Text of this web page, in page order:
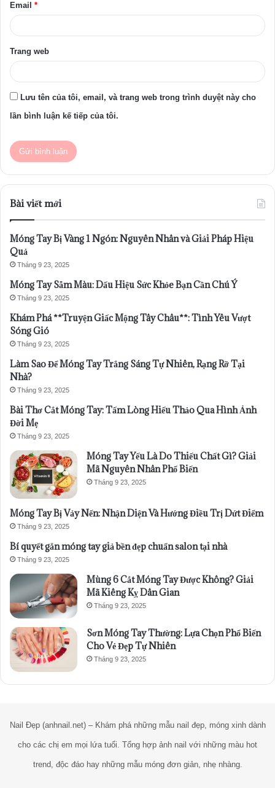
Email *
Trang web
Lưu tên của tôi, email, và trang web trong trình duyệt này cho
lần bình luận kế tiếp của tôi.
Bài viết mới
Móng Tay Bị Vàng 1 Ngón: Nguyên Nhân và Giải Pháp Hiệu
Quả
Tháng 9 23, 2025
Móng Tay Sẫm Màu: Dấu Hiệu Sức Khỏe Bạn Cần Chú Ý
Tháng 9 23, 2025
Khám Phá **Truyện Giấc Mộng Tây Châu**: Tình Yêu Vượt
Sóng Gió
Tháng 9 23, 2025
Làm Sao Để Móng Tay Trắng Sáng Tự Nhiên, Rạng Rỡ Tại
Nhà?
Tháng 9 23, 2025
Bài Thơ Cắt Móng Tay: Tấm Lòng Hiếu Thảo Qua Hình Ảnh
Đời Mẹ
Tháng 9 23, 2025
Móng Tay Yếu Là Do Thiếu Chất Gì? Giải
Mã Nguyên Nhân Phổ Biến
Tháng 9 23, 2025
Móng Tay Bị Vảy Nến: Nhận Diện Và Hướng Điều Trị Dứt Điểm
Tháng 9 23, 2025
Bí quyết gắn móng tay giả bền đẹp chuẩn salon tại nhà
Tháng 9 23, 2025
Mùng 6 Cắt Móng Tay Được Không? Giải
Mã Kiêng Kỵ Dân Gian
Tháng 9 23, 2025
Sơn Móng Tay Thường: Lựa Chọn Phổ Biến
Cho Vẻ Đẹp Tự Nhiên
Tháng 9 23, 2025
Nail Đẹp (anhnail.net) – Khám phá những mẫu nail đẹp, móng xinh dành
cho các chị em mọi lứa tuổi. Tổng hợp ảnh nail với những màu hot
trend, độc đáo hay những mẫu móng đơn giản, nhẹ nhàng.